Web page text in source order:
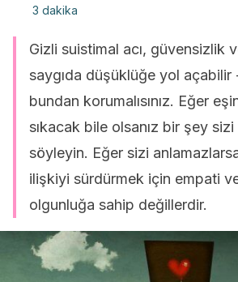
3 dakika
Gizli suistimal acı, güvensizlik
saygıda düşüklüğe yol açabilir
bundan korumalısınız. Eğer
sıkacak bile olsanız bir şey
söyleyin. Eğer sizi
ilişkiyi sürdürmek için empati
olgunluğa sahip değillerdir.